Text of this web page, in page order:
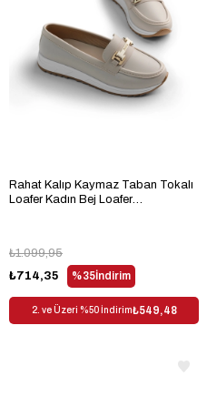
Rahat Kalıp Kaymaz Taban Tokalı
Loafer Kadın Bej Loafer
%35İndirim
₺714,35
₺1.099,95
2. ve Üzeri %50 İndirim₺549,48